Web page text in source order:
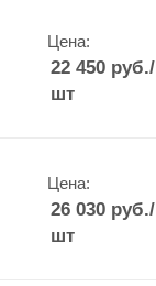
Цена:
22 450руб./
шт
Цена:
26 030руб./
шт